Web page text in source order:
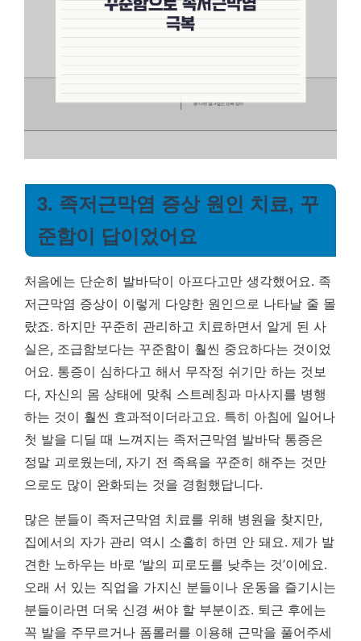
3. 족저근막염 증상 원인 치료, 꾸
준함이 답이었어요
처음에는 단순히 발바닥이 아프다고만 생각했어요. 족
저근막염 증상이 이렇게 다양한 원인으로 나타날 줄 몰
랐죠. 하지만 꾸준히 관리하고 치료하면서 알게 된 사
실은, 조급함보다는 꾸준함이 훨씬 중요하다는 것이었
어요. 통증이 심하다고 해서 무작정 쉬기만 하는 것보
다, 자신의 몸 상태에 맞춰 스트레칭과 마사지를 병행
하는 것이 훨씬 효과적이더라고요. 특히 아침에 일어나
첫 발을 디딜 때 느껴지는 족저근막염 발바닥 통증은
정말 괴로웠는데, 자기 전 족욕을 꾸준히 해주는 것만
으로도 많이 완화되는 것을 경험했답니다.
많은 분들이 족저근막염 치료를 위해 병원을 찾지만,
집에서의 자가 관리 역시 소홀히 하면 안 돼요. 제가 발
견한 노하우는 바로 ‘발의 피로도를 낮추는 것’이에요.
오래 서 있는 직업을 가지신 분들이나 운동을 즐기시는
분들이라면 더욱 신경 써야 할 부분이죠. 퇴근 후에는
꼭 발을 주무르거나 폼롤러를 이용해 근막을 풀어주세